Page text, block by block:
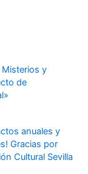
Misterios y
de
anuales y
Gracias por
Cultural Sevilla